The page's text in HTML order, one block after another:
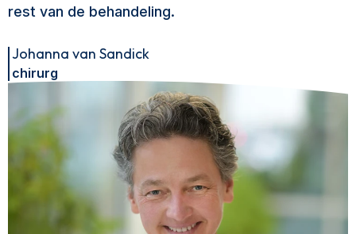
rest van de behandeling.
Johanna van Sandick
chirurg